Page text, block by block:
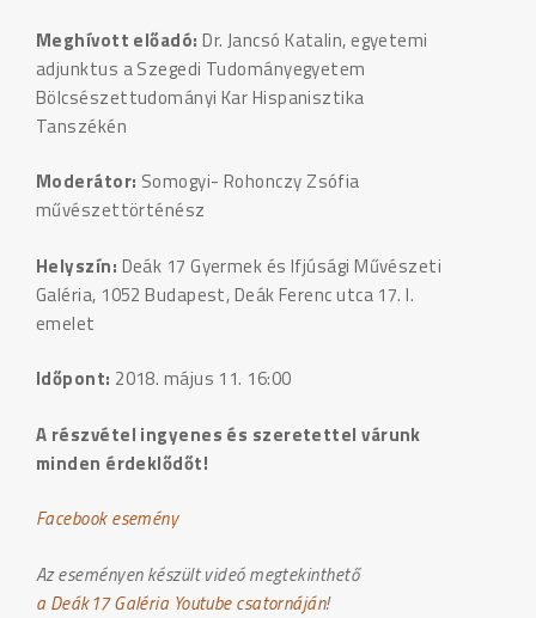
Meghívott előadó:Dr. Jancsó Katalin, egyetemi
adjunktus a Szegedi Tudományegyetem
Bölcsészettudományi Kar Hispanisztika
Tanszékén
Moderátor: Somogyi- Rohonczy Zsófia
művészettörténész
Helyszín: Deák 17 Gyermek és Ifjúsági Művészeti
Galéria, 1052 Budapest, Deák Ferenc utca 17. I.
emelet
Időpont: 2018. május 11. 16:00
A részvétel ingyenes és szeretettel várunk
minden érdeklődőt!
Facebook esemény
Az eseményen készült videó megtekinthető
a Deák17 Galéria Youtube csatornáján!